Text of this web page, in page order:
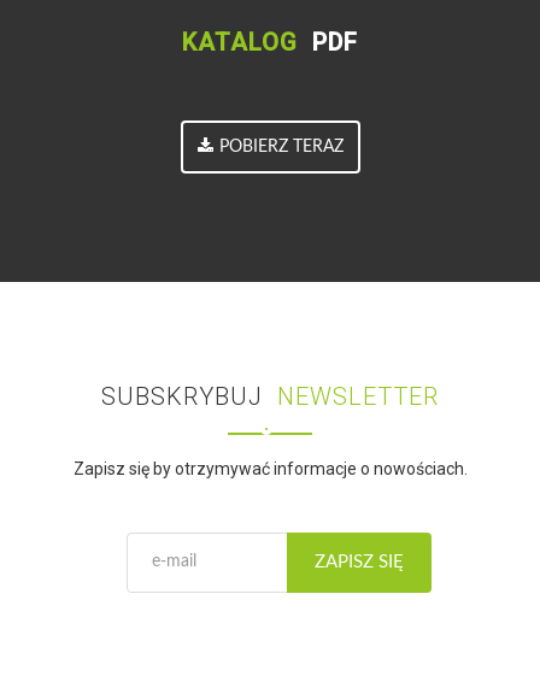
KATALOG PDF
POBIERZ TERAZ
SUBSKRYBUJ NEWSLETTER
Zapisz się by otrzymywać informacje o nowościach.
ZAPISZ SIĘ